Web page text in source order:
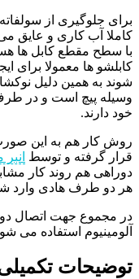
برای جلوگیری از
کاملا آب کاری و عایق
با سطح مقطع کابل ها
کابلشو ها معمولا برای
شوند به همین دلیل
وسیله پیچ است و در
خود دارند.
روش کار هم به این
قرار گرفته و توسط
دوراهی هم روند کار
هر دو طرف هادی وارد
در مجموع جهت اتصال دو
آلومینیوم استفاده می
توضیحات